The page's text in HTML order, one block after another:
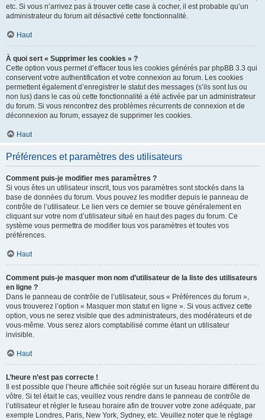
etc. Si vous n’arrivez pas à trouver cette case à cocher, il est probable qu’un
administrateur du forum ait désactivé cette fonctionnalité.
Haut
À quoi sert « Supprimer les cookies » ?
Cette option vous permet d’effacer tous les cookies générés par phpBB 3.3 qui
conservent votre authentification et votre connexion au forum. Les cookies
permettent également d’enregistrer le statut des messages (s’ils sont lus ou
non lus) dans le cas où cette fonctionnalité a été activée par un administrateur
du forum. Si vous rencontrez des problèmes récurrents de connexion et de
déconnexion au forum, essayez de supprimer les cookies.
Haut
Préférences et paramètres des utilisateurs
Comment puis-je modifier mes paramètres ?
Si vous êtes un utilisateur inscrit, tous vos paramètres sont stockés dans la
base de données du forum. Vous pouvez les modifier depuis le panneau de
contrôle de l’utilisateur. Le lien vers ce dernier se trouve généralement en
cliquant sur votre nom d’utilisateur situé en haut des pages du forum. Ce
système vous permettra de modifier tous vos paramètres et toutes vos
préférences.
Haut
Comment puis-je masquer mon nom d’utilisateur de la liste des utilisateurs
en ligne ?
Dans le panneau de contrôle de l’utilisateur, sous « Préférences du forum »,
vous trouverez l’option « Masquer mon statut en ligne ». Si vous activez cette
option, vous ne serez visible que des administrateurs, des modérateurs et de
vous-même. Vous serez alors comptabilisé comme étant un utilisateur
invisible.
Haut
L’heure n’est pas correcte !
Il est possible que l’heure affichée soit réglée sur un fuseau horaire différent du
vôtre. Si tel était le cas, veuillez vous rendre dans le panneau de contrôle de
l’utilisateur et régler le fuseau horaire afin de trouver votre zone adéquate, par
exemple Londres, Paris, New York, Sydney, etc. Veuillez noter que le réglage